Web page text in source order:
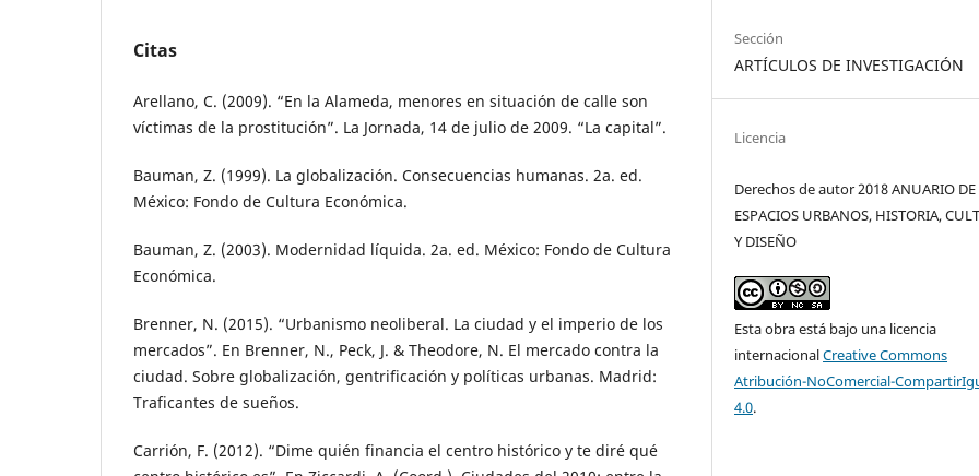
Citas
Arellano, C. (2009). “En la Alameda, menores en situación de calle son
víctimas de la prostitución”. La Jornada, 14 de julio de 2009. “La capital”.
Bauman, Z. (1999). La globalización. Consecuencias humanas. 2a. ed.
México: Fondo de Cultura Económica.
Bauman, Z. (2003). Modernidad líquida. 2a. ed. México: Fondo de Cultura
Económica.
Brenner, N. (2015). “Urbanismo neoliberal. La ciudad y el imperio de los
mercados”. En Brenner, N., Peck, J. & Theodore, N. El mercado contra la
ciudad. Sobre globalización, gentrificación y políticas urbanas. Madrid:
Traficantes de sueños.
Carrión, F. (2012). “Dime quién financia el centro histórico y te diré qué
Sección
ARTÍCULOS DE INVESTIGACIÓN
Licencia
Derechos de autor 2018 ANUARIO DE
ESPACIOS URBANOS, HISTORIA,
Y DISEÑO
Esta obra está bajo una licencia
internacionalCreative Commons
Atribución-NoComercial-
4.0.